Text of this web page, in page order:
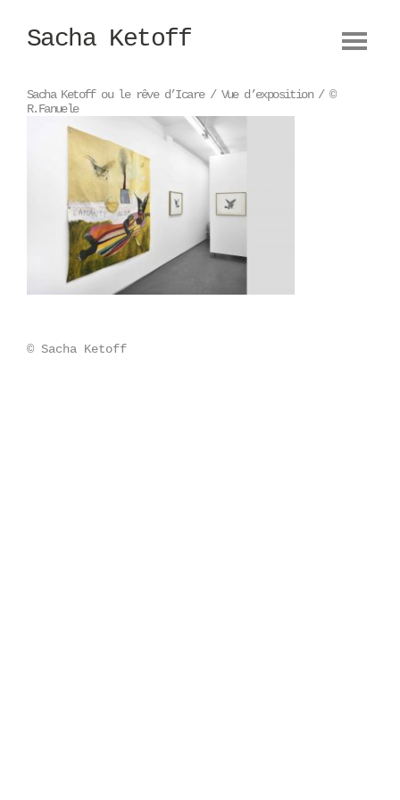
Sacha Ketoff
Biographie
Design
Camera obscura
Sacha Ketoff ou le rêve d’Icare / Vue d’exposition / ©
R.Fanuele
© Sacha Ketoff